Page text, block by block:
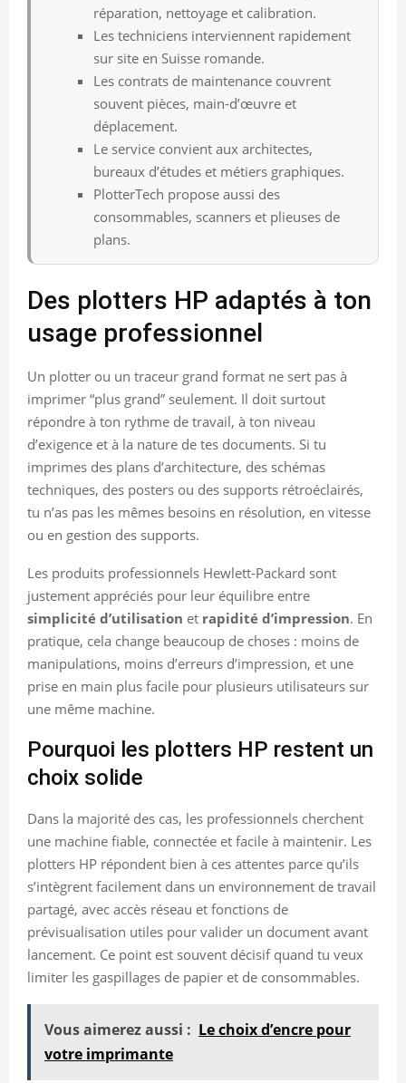
réparation, nettoyage et calibration.
Les techniciens interviennent rapidement
sur site en Suisse romande.
Les contrats de maintenance couvrent
souvent pièces, main-d’œuvre et
déplacement.
Le service convient aux architectes,
bureaux d’études et métiers graphiques.
PlotterTech propose aussi des
consommables, scanners et plieuses de
plans.
Des plotters HP adaptés à ton
usage professionnel
Un plotter ou un traceur grand format ne sert pas à
imprimer “plus grand” seulement. Il doit surtout
répondre à ton rythme de travail, à ton niveau
d’exigence et à la nature de tes documents. Si tu
imprimes des plans d’architecture, des schémas
techniques, des posters ou des supports rétroéclairés,
tu n’as pas les mêmes besoins en résolution, en vitesse
ou en gestion des supports.
Les produits professionnels Hewlett-Packard sont
justement appréciés pour leur équilibre entre
simplicité d’utilisation et rapidité d’impression. En
pratique, cela change beaucoup de choses : moins de
manipulations, moins d’erreurs d’impression, et une
prise en main plus facile pour plusieurs utilisateurs sur
une même machine.
Pourquoi les plotters HP restent un
choix solide
Dans la majorité des cas, les professionnels cherchent
une machine fiable, connectée et facile à maintenir. Les
plotters HP répondent bien à ces attentes parce qu’ils
s’intègrent facilement dans un environnement de travail
partagé, avec accès réseau et fonctions de
prévisualisation utiles pour valider un document avant
lancement. Ce point est souvent décisif quand tu veux
limiter les gaspillages de papier et de consommables.
Vous aimerez aussi : Le choix d’encre pour
votre imprimante